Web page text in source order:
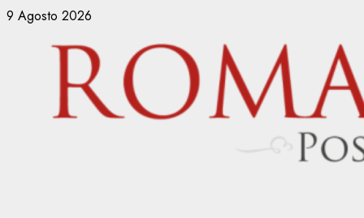
Vai
contenuto
9 Agosto 2026